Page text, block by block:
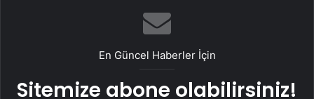
En Güncel Haberler İçin
Sitemize abone olabilirsiniz!